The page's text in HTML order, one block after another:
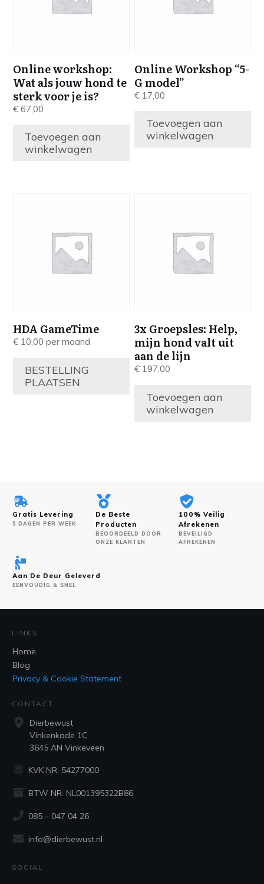
Online workshop:
Wat als jouw hond te
sterk voor je is?
€ 67,00
Toevoegen aan
winkelwagen
Online Workshop “5-
G model”
€ 17,00
Toevoegen aan
winkelwagen
HDA GameTime
€ 10,00 per maand
BESTELLING
PLAATSEN
3x Groepsles: Help,
mijn hond valt uit
aan de lijn
€ 197,00
Toevoegen aan
winkelwagen
Gratis Levering
5 DAGEN PER WEEK
De Beste
Producten
BEOORDEELD DOOR
ONZE KLANTEN
100% Veilig
Afrekenen
BEVEILIGD
AFREKENEN
Aan De Deur Geleverd
EENVOUDIG & SNEL
LINKS
Home
Blog
Privacy & Cookie Statement
CONTACT
Dierbewust
Vinkenkade 1C
3645 AN Vinkeveen
KVK NR: 54277000
BTW NR: NL001395322B86
085 – 047 04 26
info@dierbewust.nl
SOCIAL